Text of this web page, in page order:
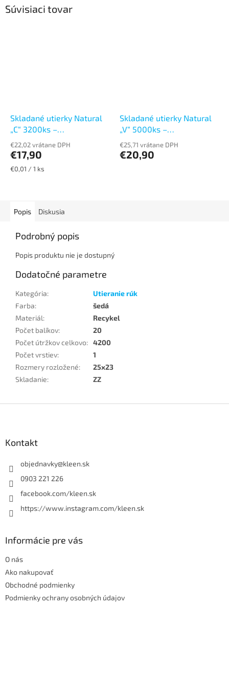
Súvisiaci tovar
Skladané utierky Natural
„C“ 3200ks –
jednovrstvové
€22,02 vrátane DPH
€17,90
Jednotková
€0,01 / 1 ks
Skladané utierky Natural
„V“ 5000ks –
jednovrstvové
€25,71 vrátane DPH
€20,90
Popis Diskusia
Podrobný popis
Popis produktu nie je dostupný
Dodatočné parametre
Kategória:
Utieranie rúk
Farba:
šedá
Materiál:
Recykel
Počet balíkov:
20
Počet útržkov celkovo: 4200
Počet vrstiev:
1
Rozmery rozložené:
25x23
Skladanie: ZZ
Kontakt
objednavky@kleen.sk
0903 221 226
facebook.com/kleen.sk
https://www.instagram.com/kleen.sk
Informácie pre vás
O nás
Ako nakupovať
Obchodné podmienky
Podmienky ochrany osobných údajov